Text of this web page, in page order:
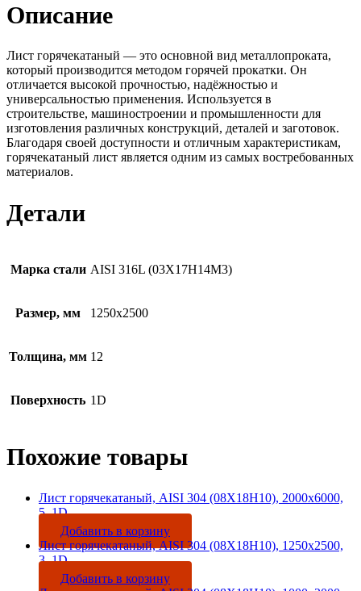
Описание
Лист горячекатаный — это основной вид металлопроката,
который производится методом горячей прокатки. Он
отличается высокой прочностью, надёжностью и
универсальностью применения. Используется в
строительстве, машиностроении и промышленности для
изготовления различных конструкций, деталей и заготовок.
Благодаря своей доступности и отличным характеристикам,
горячекатаный лист является одним из самых востребованных
материалов.
Детали
Марка стали AISI 316L (03Х17Н14М3)
Размер, мм 1250х2500
Толщина, мм 12
Поверхность 1D
Похожие товары
Лист горячекатаный, AISI 304 (08Х18Н10), 2000х6000,
5, 1D
Добавить в корзину
Лист горячекатаный, AISI 304 (08Х18Н10), 1250х2500,
3, 1D
Добавить в корзину